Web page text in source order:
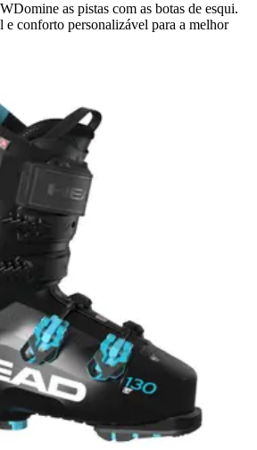
as pistas com as botas de esqui.
e conforto personalizável para a melhor